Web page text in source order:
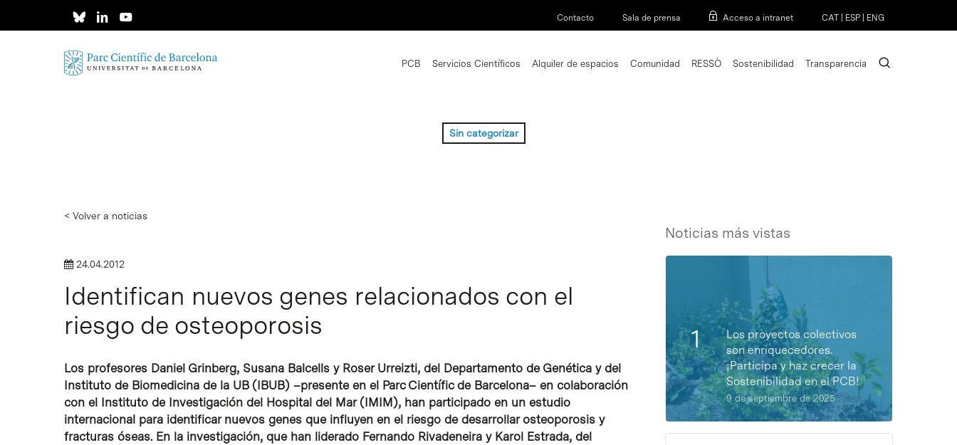
Contacto Sala de prensa Acceso a intranet CAT ESP ENG
Intro para buscar o ESC per cerrar
PCB Servicios Científicos Alquiler de espacios Comunidad RESSÒ Sostenibilidad Transparencia search
Sin categorizar
< Volver a noticias
24.04.2012
Identifican nuevos genes relacionados con el
riesgo de osteoporosis
Los profesores Daniel Grinberg, Susana Balcells y Roser Urreizti, del Departamento de Genética y del
Instituto de Biomedicina de la UB (IBUB) –presente en el Parc Científic de Barcelona– en colaboración
con el Instituto de Investigación del Hospital del Mar (IMIM), han participado en un estudio
internacional para identificar nuevos genes que influyen en el riesgo de desarrollar osteoporosis y
fracturas óseas. En la investigación, que han liderado Fernando Rivadeneira y Karol Estrada, del
Noticias más vistas
Los proyectos colectivos
son enriquecedores.
¡Participa y haz crecer la
Sostenibilidad en el PCB!
9 de septiembre de 2025